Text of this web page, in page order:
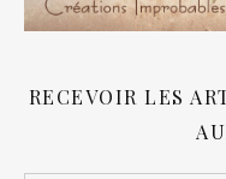
RECEVOIR LES